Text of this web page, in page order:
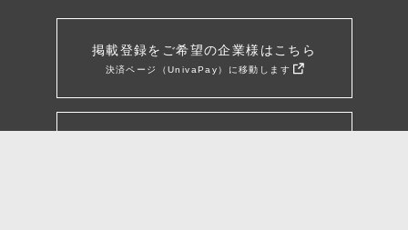
掲載登録をご希望の企業様はこちら
決済ページ（UnivaPay）に移動します